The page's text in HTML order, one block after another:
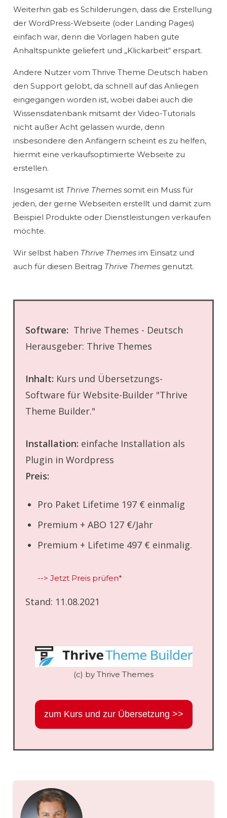
Weiterhin gab es Schilderungen, dass die Erstellung
der WordPress-Webseite (oder Landing Pages)
einfach war, denn die Vorlagen haben gute
Anhaltspunkte geliefert und „Klickarbeit“ erspart.
Andere Nutzer vom Thrive Theme Deutsch haben
den Support gelobt, da schnell auf das Anliegen
eingegangen worden ist, wobei dabei auch die
Wissensdatenbank mitsamt der Video-Tutorials
nicht außer Acht gelassen wurde, denn
insbesondere den Anfängern scheint es zu helfen,
hiermit eine verkaufsoptimierte Webseite zu
erstellen.
Insgesamt ist Thrive Themes somit ein Muss für
jeden, der gerne Webseiten erstellt und damit zum
Beispiel Produkte oder Dienstleistungen verkaufen
möchte.
Wir selbst haben Thrive Themes im Einsatz und
auch für diesen Beitrag Thrive Themes genutzt.
(c) by Thrive Themes
zum Kurs und zur Übersetzung >>
Software: Thrive Themes - Deutsch
Herausgeber: Thrive Themes
Inhalt: Kurs und Übersetzungs-
Software für Website-Builder "Thrive
Theme Builder."
Installation: einfache Installation als
Plugin in Wordpress
Preis:
Pro Paket Lifetime 197 € einmalig
Premium + ABO 127 €/Jahr
Premium + Lifetime 497 € einmalig.
--> Jetzt Preis prüfen*
Stand: 11.08.2021